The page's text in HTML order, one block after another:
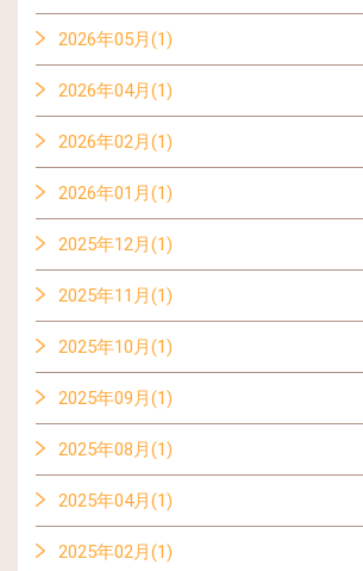
2026年05月(1)
2026年04月(1)
2026年02月(1)
2026年01月(1)
2025年12月(1)
2025年11月(1)
2025年10月(1)
2025年09月(1)
2025年08月(1)
2025年04月(1)
2025年02月(1)